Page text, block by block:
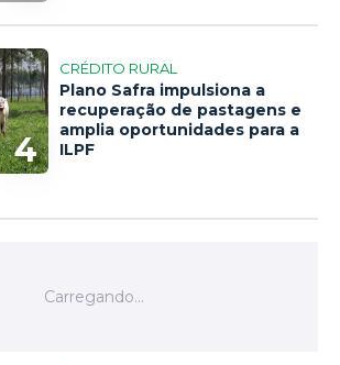
4
CRÉDITO RURAL
Plano Safra impulsiona a
recuperação de pastagens e
amplia oportunidades para a
ILPF